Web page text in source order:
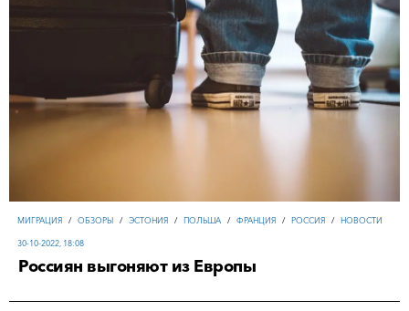
МИГРАЦИЯ / ОБЗОРЫ / ЭСТОНИЯ / ПОЛЬША / ФРАНЦИЯ / РОССИЯ / НОВОСТИ
30-10-2022, 18:08
Россиян выгоняют из Европы